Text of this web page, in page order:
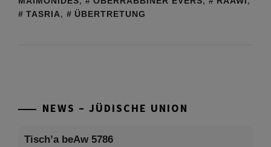
TASRIA, ÜBERTRETUNG
NEWS – JÜDISCHE UNION
Tisch’a beAw 5786